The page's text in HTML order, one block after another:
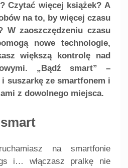
Czytać więcej książek? A
na to, by więcej czasu
W zaoszczędzeniu czasu
nowe technologie,
większą kontrolę nad
„Bądź smart” –
i suszarkę ze smartfonem i
z dowolnego miejsca.
na smartfonie
i… włączasz pralkę nie